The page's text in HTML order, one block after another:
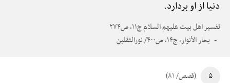
دنیا از او بردارد.
تفسیر اهل بیت علیهم السلام ج۱۱، ص۲۷۴
بحار الأنوار، ج۱۴، ص۴۰۰/ نورالثقلین
۵ (قصص/ ۸۱)